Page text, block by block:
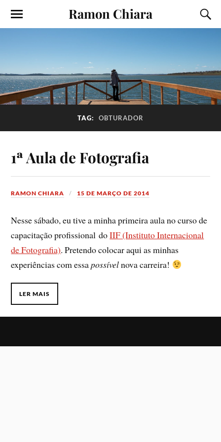
Ramon Chiara
TAG: OBTURADOR
1ª Aula de Fotografia
RAMON CHIARA 15 DE MARÇO DE 2014
Nesse sábado, eu tive a minha primeira aula no curso de
capacitação profissional doIIF (Instituto Internacional
de Fotografia). Pretendo colocar aqui as minhas
experiências com essapossívelnova carreira!
LER MAIS